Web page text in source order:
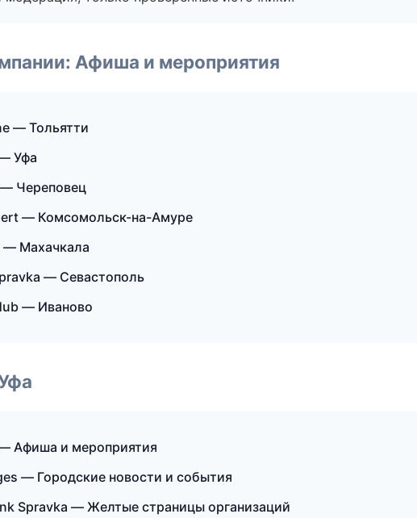
Афиша и мероприятия
— Тольятти
Уфа
Череповец
— Комсомольск-на-Амуре
Махачкала
— Севастополь
— Иваново
Афиша и мероприятия
— Городские новости и события
Spravka — Желтые страницы организаций